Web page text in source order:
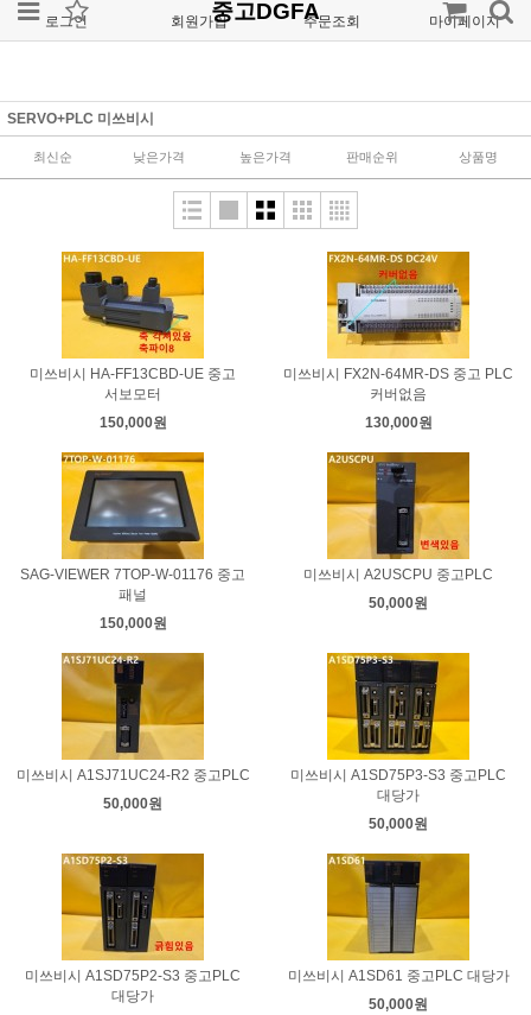
로그인 회원가입 주문조회 마이페이지
중고DGFA
SERVO+PLC 미쓰비시
최신순 낮은가격 높은가격 판매순위 상품명
미쓰비시 HA-FF13CBD-UE 중고
서보모터
150,000원
미쓰비시 FX2N-64MR-DS 중고 PLC
커버없음
130,000원
SAG-VIEWER 7TOP-W-01176 중고
패널
150,000원
미쓰비시 A2USCPU 중고PLC
50,000원
미쓰비시 A1SJ71UC24-R2 중고PLC
50,000원
미쓰비시 A1SD75P3-S3 중고PLC
대당가
50,000원
미쓰비시 A1SD75P2-S3 중고PLC
대당가
미쓰비시 A1SD61 중고PLC 대당가
50,000원